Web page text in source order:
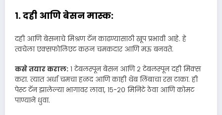
१. दही आणि बेसन मास्क:
दही आणि बेसनाचे मिश्रण टॅन काढण्यासाठी खूप प्रभावी आहे. हे
त्वचेला एक्सफोलिएट करून चमकदार आणि मऊ बनवते.
कसे तयार कराल: १ टेबलस्पून बेसन आणि २ टेबलस्पून दही मिक्स
करा. त्यात अर्धा चमचा हळद आणि काही थेंब लिंबाचा रस टाका. ही
पेस्ट टॅन झालेल्या भागावर लावा, १५-२० मिनिटे ठेवा आणि कोमट
पाण्याने धुवा.